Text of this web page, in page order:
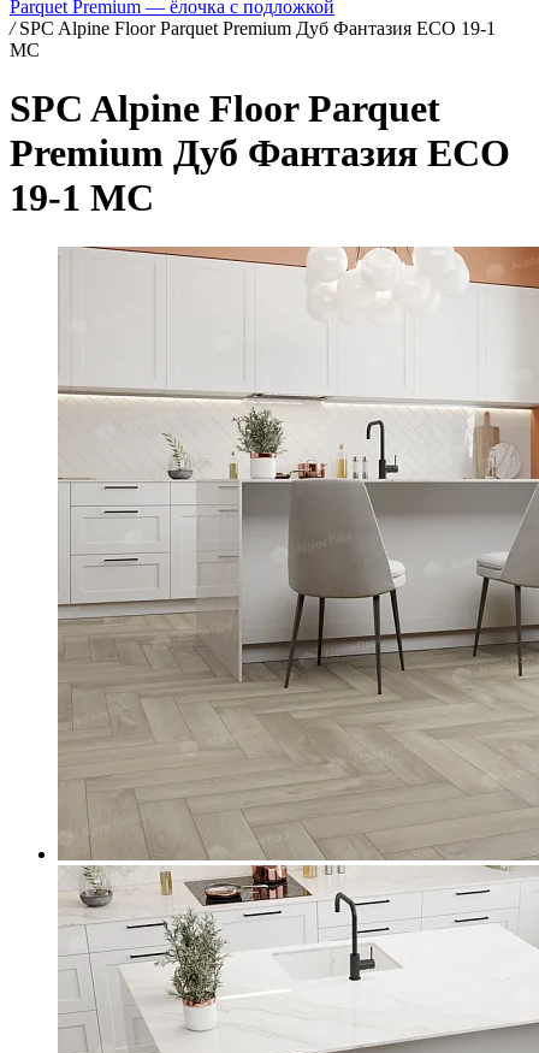
Parquet Premium — ёлочка с подложкой
/ SPC Alpine Floor Parquet Premium Дуб Фантазия ECO 19-1
MC
SPC Alpine Floor Parquet
Premium Дуб Фантазия ECO
19-1 MC